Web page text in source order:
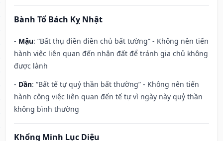
Bành Tổ Bách Kỵ Nhật
- Mậu: “Bất thụ điền điền chủ bất tường” - Không nên tiến
hành việc liên quan đến nhận đất để tránh gia chủ không
được lành
- Dần: “Bất tế tự quỷ thần bất thường” - Không nên tiến
hành công việc liên quan đến tế tự vì ngày này quỷ thần
không bình thường
Khổng Minh Lục Diệu